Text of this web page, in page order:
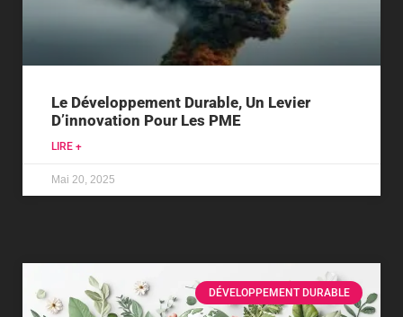
Le Développement Durable, Un Levier
D’innovation Pour Les PME
LIRE +
Mai 20, 2025
DÉVELOPPEMENT DURABLE